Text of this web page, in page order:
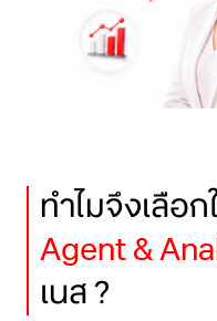
ทำไมจึงเลือ
Agent &
เนส ?